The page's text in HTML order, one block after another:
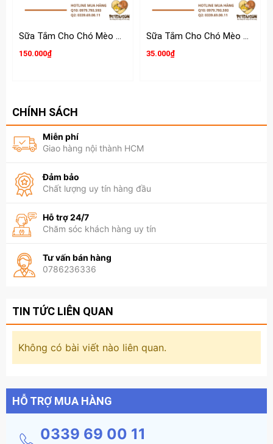
Sữa Tắm Cho Chó Mèo Hello 280g
150.000₫
Sữa Tắm Cho Chó Mèo Olive Essence
35.000₫
CHÍNH SÁCH
Miễn phí
Giao hàng nội thành HCM
Đảm bảo
Chất lượng uy tín hàng đầu
Hỗ trợ 24/7
Chăm sóc khách hàng uy tín
Tư vấn bán hàng
0786236336
TIN TỨC LIÊN QUAN
Không có bài viết nào liên quan.
HỖ TRỢ MUA HÀNG
0339 69 00 11